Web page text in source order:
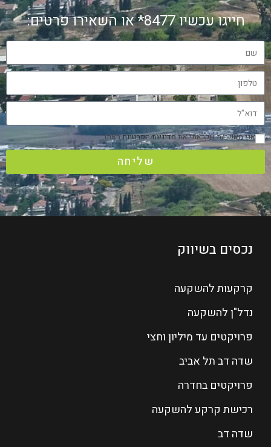
חייגו עכשיו 8477* או השאירו פרטים:
אני מאשר/ת שקראתי אתמדיניות הפרטיותבאתר
שליחה
נכסים בשיווק
קרקעות להשקעה
נדל"ן להשקעה
פרויקטים עד מיליון וחצי
שדה דב תל אביב
פרויקטים בחדרה
רכישת קרקע להשקעה
שדה דב